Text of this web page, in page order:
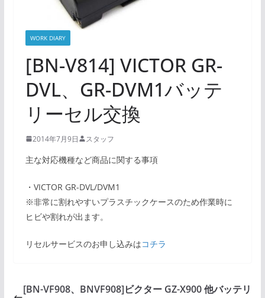
WORK DIARY
[BN-V814] VICTOR GR-
DVL、GR-DVM1バッテ
リーセル交換
2014年7月9日 スタッフ
主な対応機種など商品に関する事項
・VICTOR GR-DVL/DVM1
※非常に割れやすいプラスチックケースのため作業時に
ヒビや割れが出ます。
リセルサービスのお申し込みはコチラ
[BN-VF908、BNVF908]ビクター GZ-X900 他バッテリ